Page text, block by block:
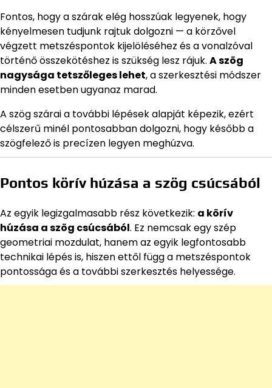
Fontos, hogy a szárak elég hosszúak legyenek, hogy
kényelmesen tudjunk rajtuk dolgozni — a körzővel
végzett metszéspontok kijelöléséhez és a vonalzóval
történő összekötéshez is szükség lesz rájuk. A szög
nagysága tetszőleges lehet, a szerkesztési módszer
minden esetben ugyanaz marad.
A szög szárai a további lépések alapját képezik, ezért
célszerű minél pontosabban dolgozni, hogy később a
szögfelező is precízen legyen meghúzva.
Pontos körív húzása a szög csúcsából
Az egyik legizgalmasabb rész következik: a körív
húzása a szög csúcsából. Ez nemcsak egy szép
geometriai mozdulat, hanem az egyik legfontosabb
technikai lépés is, hiszen ettől függ a metszéspontok
pontossága és a további szerkesztés helyessége.